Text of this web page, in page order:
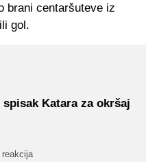
brani centaršuteve iz
gol.
Katara za okršaj